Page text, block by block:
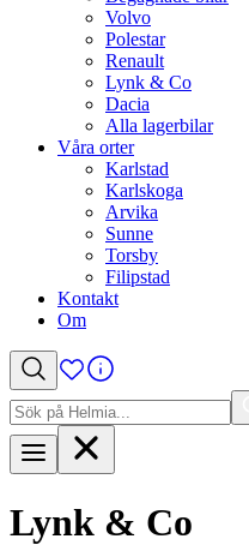
Volvo
Polestar
Renault
Lynk & Co
Dacia
Alla lagerbilar
Våra orter
Karlstad
Karlskoga
Arvika
Sunne
Torsby
Filipstad
Kontakt
Om
Sök
efter:
Lynk & Co